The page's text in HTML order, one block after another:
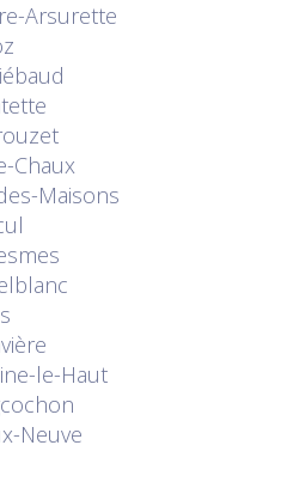
Arsurette
Chaux
Maisons
le-Haut
Neuve